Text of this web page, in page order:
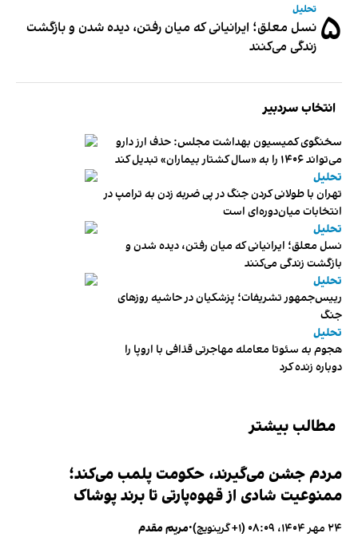
۵ تحلیل
نسل معلق؛ ایرانیانی که میان رفتن، دیده شدن و بازگشت
زندگی می‌کنند
انتخاب سردبیر
سخنگوی کمیسیون بهداشت مجلس: حذف ارز دارو
می‌تواند ۱۴۰۶ را به «سال کشتار بیماران» تبدیل کند
تحلیل
تهران با طولانی کردن جنگ در پی ضربه زدن به ترامپ در
انتخابات میان‌دوره‌ای است
تحلیل
نسل معلق؛ ایرانیانی که میان رفتن، دیده شدن و
بازگشت زندگی می‌کنند
تحلیل
رییس‌جمهور تشریفات؛ پزشکیان در حاشیه روزهای
جنگ
تحلیل
هجوم به سئوتا معامله مهاجرتی قذافی با اروپا را
دوباره زنده کرد
مطالب بیشتر
مردم جشن می‌گیرند، حکومت پلمب می‌کند؛
ممنوعیت شادی از قهوه‌پارتی تا برند پوشاک
۲۴ مهر ۱۴۰۴، ۰۸:۰۹ (‎+۱ گرینویچ) •مریم مقدم